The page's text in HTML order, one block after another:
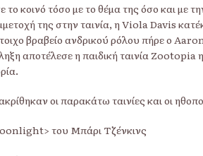
κοινό τόσο με το θέμα της όσο και με
της στην ταινία, η Viola Davis
βραβείο ανδρικού ρόλου πήρε ο
αποτέλεσε η παιδική ταινία Zootopia η
οι παρακάτω ταινίες και οι
του Μπάρι Τζένκινς